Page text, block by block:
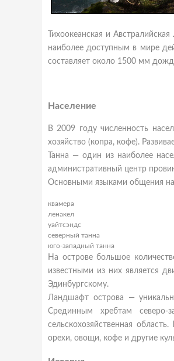
Тихоокеанская и
наиболее доступным в мире
составляет около 1500 мм
Население
В 2009 году численность
хозяйство (копра, кофе).
Танна — один из наиболее
административный центр
Основными языками общения на
квамера
ленакел
уайтсэндс
северный танна
юго-западный танна
На острове большое
известными из них является
Эдинбургскому.
Ландшафт острова —
Срединным хребтам северо-
сельскохозяйственная
орехи, овощи, кофе и другие